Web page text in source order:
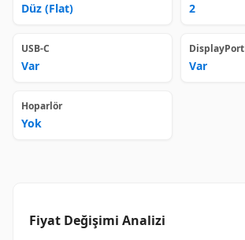
Düz (Flat) 2
USB-C
Var
DisplayPort
Var
Hoparlör
Yok
Fiyat Değişimi Analizi